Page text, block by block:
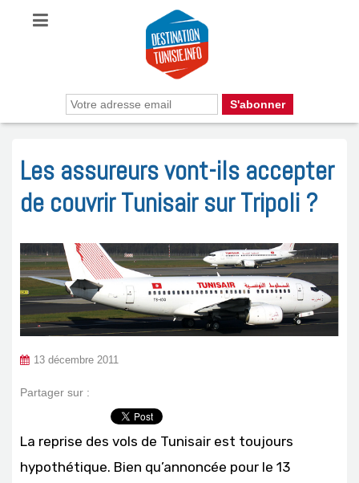
Les assureurs vont-ils accepter
de couvrir Tunisair sur Tripoli ?
13 décembre 2011
Partager sur :
La reprise des vols de Tunisair est toujours
hypothétique. Bien qu’annoncée pour le 13